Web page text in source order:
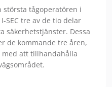
största tågoperatören i
SEC tre av de tio delar
säkerhetstjänster. Dessa
de kommande tre åren,
att tillhandahålla